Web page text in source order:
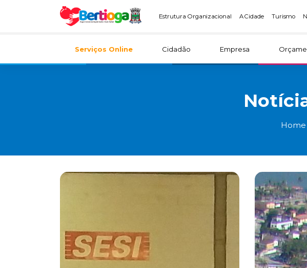
Estrutura Organizacional A Cidade Turismo
Serviços Online Cidadão Empresa
Home